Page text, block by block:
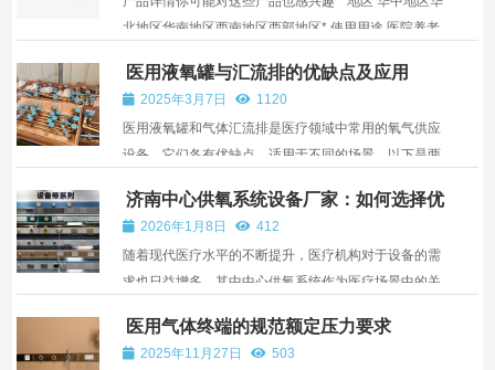
都...
北地区华南地区西南地区西部地区* 使用用途 医院养老
性的阀座式节点设计，提升整体坚固性。汇流导管托架
能保持导管直线度...
医用液氧罐与汇流排的优缺点及应用
2025年3月7日
1120
医用液氧罐和气体汇流排是医疗领域中常用的氧气供应
设备，它们各有优缺点，适用于不同的场景。以下是两
能够存储大量的液氧。因为液氧的密度比气态氧大得
多，在相同体积下可以储存更多的氧气。例如，一个中
等大小的...
济南中心供氧系统设备厂家：如何选择优
质供应商？
2026年1月8日
412
随着现代医疗水平的不断提升，医疗机构对于设备的需
求也日益增多，其中中心供氧系统作为医疗场景中的关
的重地之一，聚集了众多中心供氧系统设备厂家，对于
医院和其他医疗场所来说，选择一家优质的供氧系统厂
医用气体终端的规范额定压力要求
2025年11月27日
503